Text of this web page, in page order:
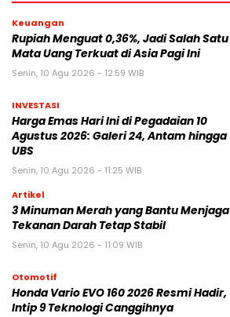
Keuangan
Rupiah Menguat 0,36%, Jadi Salah Satu
Mata Uang Terkuat di Asia Pagi Ini
Senin, 10 Agu 2026 - 12:59 WIB
INVESTASI
Harga Emas Hari Ini di Pegadaian 10
Agustus 2026: Galeri 24, Antam hingga
UBS
Senin, 10 Agu 2026 - 11:25 WIB
Artikel
3 Minuman Merah yang Bantu Menjaga
Tekanan Darah Tetap Stabil
Senin, 10 Agu 2026 - 11:09 WIB
Otomotif
Honda Vario EVO 160 2026 Resmi Hadir,
Intip 9 Teknologi Canggihnya